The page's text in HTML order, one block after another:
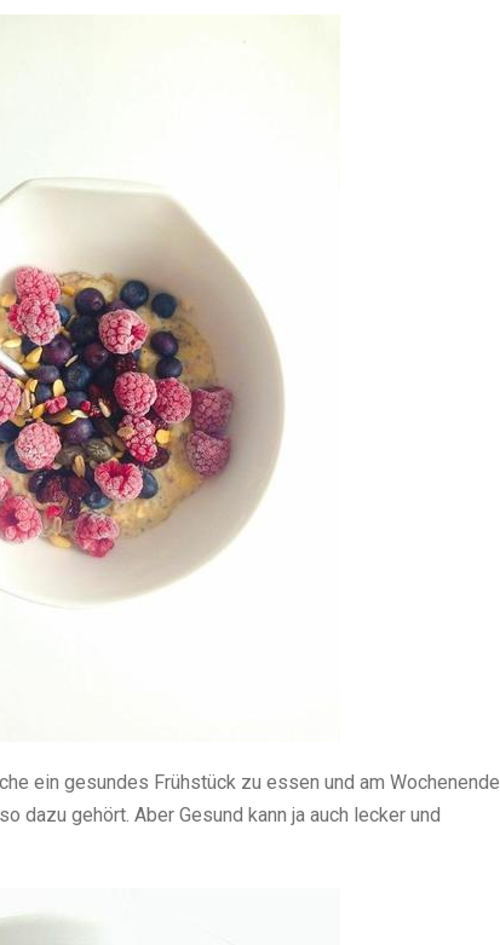
ein gesundes Frühstück zu essen und am Wochenende
dazu gehört. Aber Gesund kann ja auch lecker und